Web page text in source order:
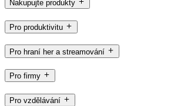
Nakupujte produkty
Pro produktivitu
Pro hraní her a streamování
Pro firmy
Pro vzdělávání